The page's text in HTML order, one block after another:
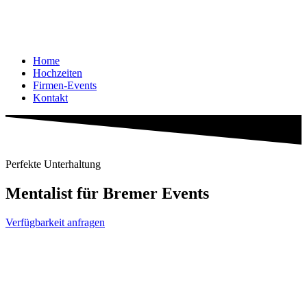
Home
Hochzeiten
Firmen-Events
Kontakt
Perfekte Unterhaltung
Mentalist für Bremer Events
Verfügbarkeit anfragen